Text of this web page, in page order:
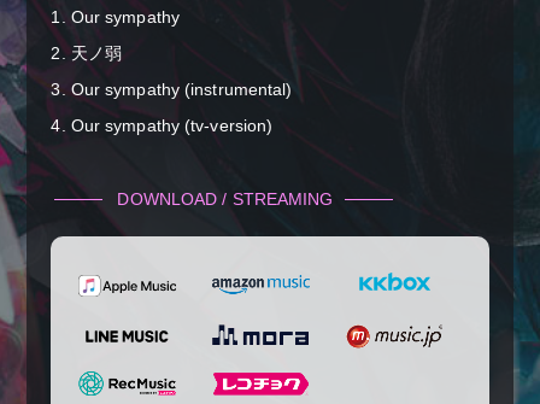
1. Our sympathy
2. 天ノ弱
3. Our sympathy (instrumental)
4. Our sympathy (tv-version)
DOWNLOAD / STREAMING